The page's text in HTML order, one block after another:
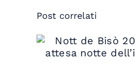
Post correlati